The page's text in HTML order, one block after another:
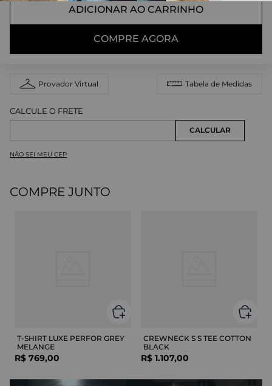
ADICIONAR AO CARRINHO
COMPRE AGORA
Provador Virtual Tabela de Medidas
NÃO SEI MEU CEP
COMPRE JUNTO
T-SHIRT LUXE PERFOR GREY
MELANGE
R$ 769,00
CREWNECK S S TEE COTTON
BLACK
R$ 1.107,00